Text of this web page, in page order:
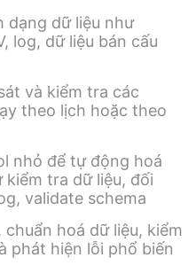
dạng dữ liệu như
log, dữ liệu bán cấu
và kiểm tra các
theo lịch hoặc theo
nhỏ để tự động hoá
tra dữ liệu, đối
validate schema
hoá dữ liệu, kiểm
phát hiện lỗi phổ biến